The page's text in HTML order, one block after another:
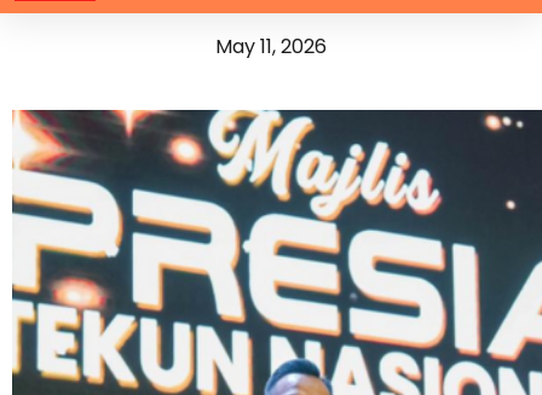
May 11, 2026